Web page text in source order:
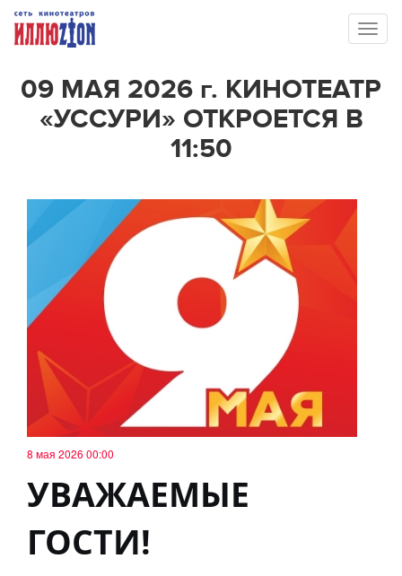
09 МАЯ 2026 г. КИНОТЕАТР
«УССУРИ» ОТКРОЕТСЯ В
11:50
8 мая 2026 00:00
УВАЖАЕМЫЕ
ГОСТИ!